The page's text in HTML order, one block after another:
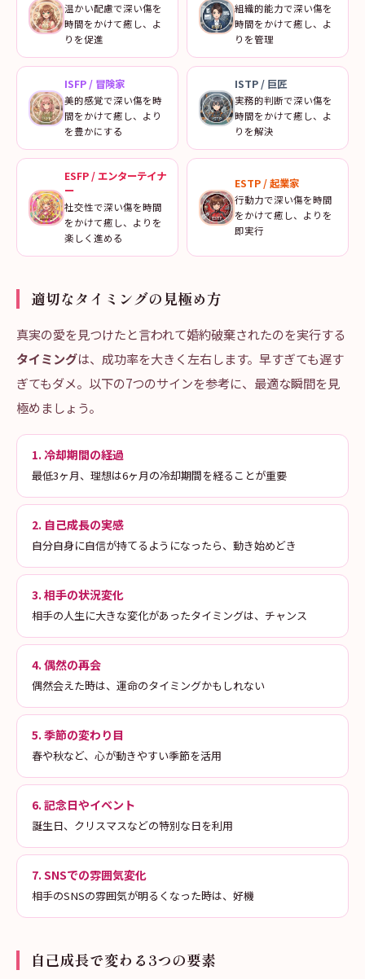
温かい配慮で深い傷を
時間をかけて癒し、よ
りを促進
組織的能力で深い傷を
時間をかけて癒し、よ
りを管理
ISFP/ 冒険家
美的感覚で深い傷を時
間をかけて癒し、より
を豊かにする
ISTP/ 巨匠
実務的判断で深い傷を
時間をかけて癒し、よ
りを解決
ESFP/エンターテイナ
ー
社交性で深い傷を時間
をかけて癒し、よりを
楽しく進める
ESTP/起業家
行動力で深い傷を時間
をかけて癒し、よりを
即実行
適切なタイミングの見極め方
真実の愛を見つけたと言われて婚約破棄されたのを実行する
タイミングは、成功率を大きく左右します。早すぎても遅す
ぎてもダメ。以下の7つのサインを参考に、最適な瞬間を見
極めましょう。
1. 冷却期間の経過
最低3ヶ月、理想は6ヶ月の冷却期間を経ることが重要
2. 自己成長の実感
自分自身に自信が持てるようになったら、動き始めどき
3. 相手の状況変化
相手の人生に大きな変化があったタイミングは、チャンス
4. 偶然の再会
偶然会えた時は、運命のタイミングかもしれない
5. 季節の変わり目
春や秋など、心が動きやすい季節を活用
6. 記念日やイベント
誕生日、クリスマスなどの特別な日を利用
7. SNSでの雰囲気変化
相手のSNSの雰囲気が明るくなった時は、好機
自己成長で変わる3つの要素